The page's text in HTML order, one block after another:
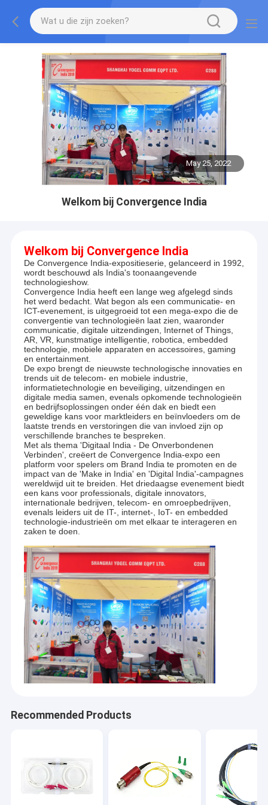
May 25, 2022
Welkom bij Convergence India
Welkom bij Convergence India
De Convergence India-expositieserie, gelanceerd in 1992,
wordt beschouwd als India's toonaangevende
technologieshow.
Convergence India heeft een lange weg afgelegd sinds
het werd bedacht. Wat begon als een communicatie- en
ICT-evenement, is uitgegroeid tot een mega-expo die de
convergentie van technologieën laat zien, waaronder
communicatie, digitale uitzendingen, Internet of Things,
AR, VR, kunstmatige intelligentie, robotica, embedded
technologie, mobiele apparaten en accessoires, gaming
en entertainment.
De expo brengt de nieuwste technologische innovaties en
trends uit de telecom- en mobiele industrie,
informatietechnologie en beveiliging, uitzendingen en
digitale media samen, evenals opkomende technologieën
en bedrijfsoplossingen onder één dak en biedt een
geweldige kans voor marktleiders en beïnvloeders om de
laatste trends en verstoringen die van invloed zijn op
verschillende branches te bespreken.
Met als thema 'Digitaal India - De Onverbondenen
Verbinden', creëert de Convergence India-expo een
platform voor spelers om Brand India te promoten en de
impact van de 'Make in India' en 'Digital India'-campagnes
wereldwijd uit te breiden. Het driedaagse evenement biedt
een kans voor professionals, digitale innovators,
internationale bedrijven, telecom- en omroepbedrijven,
evenals leiders uit de IT-, internet-, IoT- en embedded
technologie-industrieën om met elkaar te interageren en
zaken te doen.
Recommended Products